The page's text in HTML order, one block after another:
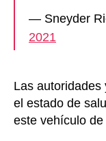
— Sneyder
2021
Las autoridades
el estado de
este vehículo de